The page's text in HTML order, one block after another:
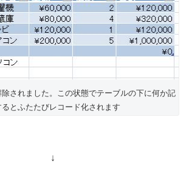
されました。この状態でテーブルの下に何か記
るとふたたびレコード化されます
↓